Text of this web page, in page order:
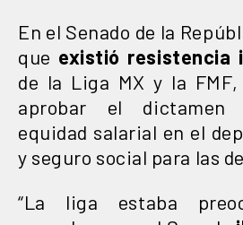
En el Senado de la
que existió resistencia
de la Liga MX y la
aprobar el dictamen
equidad salarial en el
y seguro social para las
“La liga estaba